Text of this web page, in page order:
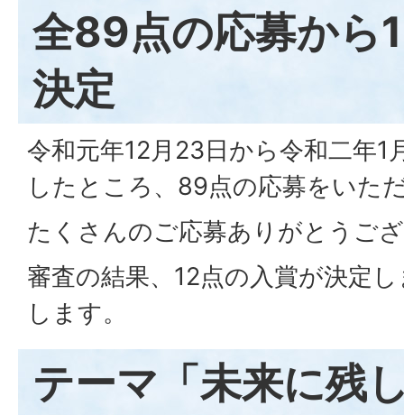
全89点の応募から
決定
令和元年12月23日から令和二年1
したところ、89点の応募をいた
たくさんのご応募ありがとうご
審査の結果、12点の入賞が決定
します。
テーマ「未来に残